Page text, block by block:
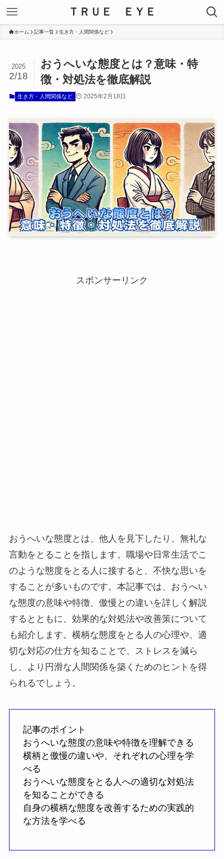
ＴＲＵＥ ＥＹＥ
ホーム 記事一覧 生き方・人間関係など
おうへいな態度とは？意味・特
徴・対処法を徹底解説
2025
2/18
生き方・人間関係など 2025年2月18日
スポンサーリンク
おうへいな態度とは、他人を見下したり、無礼な
言動をとることを指します。職場や日常生活でこ
のような態度をとる人に接すると、不快な思いを
することが多いものです。本記事では、おうへい
な態度の意味や特徴、傲慢との違いを詳しく解説
するとともに、効果的な対処法や改善策について
も紹介します。横柄な態度をとる人の心理や、適
切な対応の仕方を知ることで、ストレスを減ら
し、より円滑な人間関係を築くためのヒントを得
られるでしょう。
記事のポイント
おうへいな態度の意味や特徴を理解できる
横柄と傲慢の違いや、それぞれの心理を学
べる
おうへいな態度をとる人への適切な対処法
を知ることができる
自身の横柄な態度を改善するための実践的
な方法を学べる